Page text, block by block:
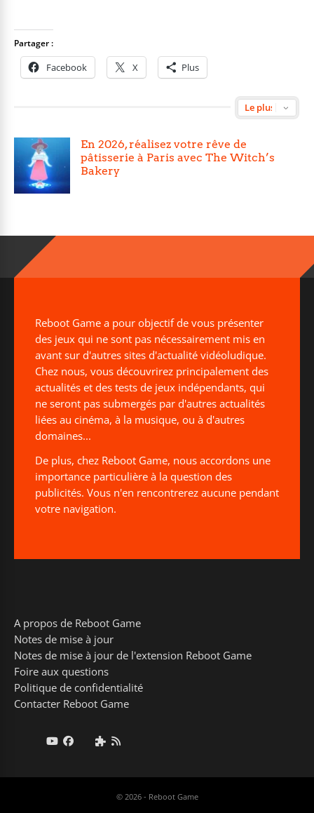
Partager :
Facebook X Plus
En 2026, réalisez votre rêve de
pâtisserie à Paris avec The Witch’s
Bakery
Reboot Game a pour objectif de vous présenter
des jeux qui ne sont pas nécessairement mis en
avant sur d'autres sites d'actualité vidéoludique.
Chez nous, vous découvrirez principalement des
actualités et des tests de jeux indépendants, qui
ne seront pas submergés par d'autres actualités
liées au cinéma, à la musique, ou à d'autres
domaines...
De plus, chez Reboot Game, nous accordons une
importance particulière à la question des
publicités. Vous n'en rencontrerez aucune pendant
votre navigation.
A propos de Reboot Game
Notes de mise à jour
Notes de mise à jour de l'extension Reboot Game
Foire aux questions
Politique de confidentialité
Contacter Reboot Game
© 2026 - Reboot Game